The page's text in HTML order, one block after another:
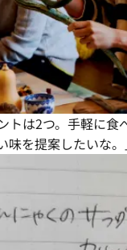
トは2つ。手軽に
を提案したいな。